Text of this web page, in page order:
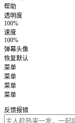
帮助
透明度
100%
速度
100%
弹幕头像
恢复默认
菜单
菜单
菜单
菜单
反馈报错